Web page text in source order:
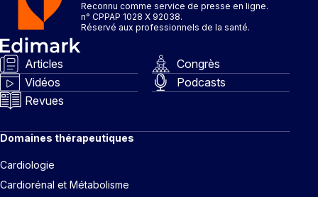
Reconnu comme service de presse en ligne.
n° CPPAP 1028 X 92038.
Réservé aux professionnels de la santé.
Articles
Congrès
Vidéos
Podcasts
Revues
Domaines thérapeutiques
Cardiologie
Cardiorénal et Métabolisme